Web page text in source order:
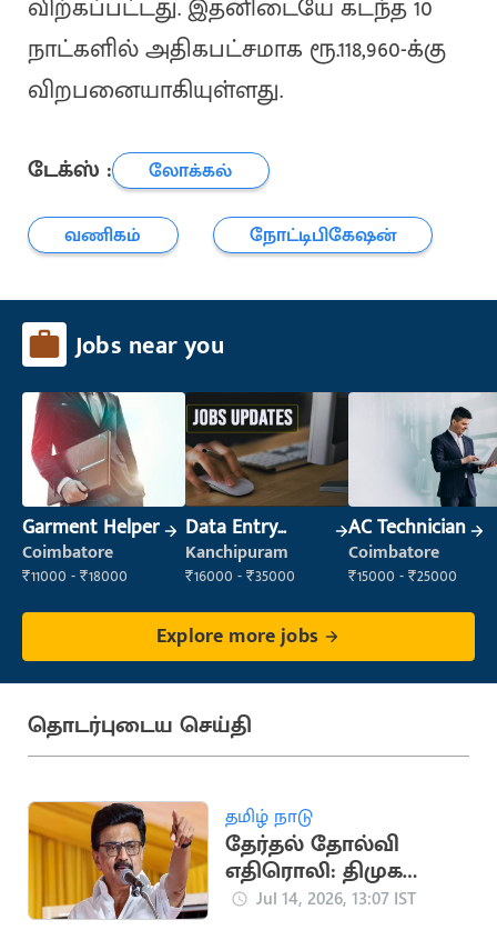
விற்கப்பட்டது. இதனிடையே கடந்த 10
நாட்களில் அதிகபட்சமாக ரூ.118,960-க்கு
விறபனையாகியுள்ளது.
டேக்ஸ் :
லோக்கல்
வணிகம்
நோட்டிபிகேஷன்
Jobs near you
Garment Helper
Coimbatore
₹11000 - ₹18000
Data Entry
Operator
Kanchipuram
₹16000 - ₹35000
AC Technician
Coimbatore
₹15000 - ₹25000
Explore more jobs
தொடர்புடைய செய்தி
தமிழ் நாடு
தேர்தல் தோல்வி
எதிரொலி: திமுக
மாவட்ட செயலாளர்கள்
Jul 14, 2026, 13:07 IST